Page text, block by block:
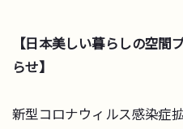
【日本美しい暮らしの空間
らせ】
新型コロナウィルス感染症